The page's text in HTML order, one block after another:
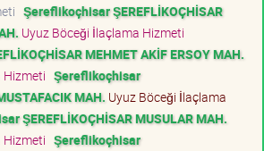
Şereflikoçhisar ŞEREFLİKOÇHİSAR
Uyuz Böceği İlaçlama Hizmeti
MEHMET AKİF ERSOY MAH.
Hizmeti Şereflikoçhisar
MAH. Uyuz Böceği İlaçlama
ŞEREFLİKOÇHİSAR MUSULAR MAH.
Hizmeti Şereflikoçhisar